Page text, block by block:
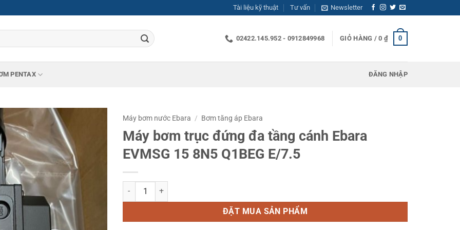
Tài liệu kỹ thuật Tư vấn Newsletter
02422.145.952 - 0912849968 GIỎ HÀNG /0 ₫ 0
PENTAX ĐĂNG NHẬP
Máy bơm nước Ebara / Bơm tăng áp Ebara
Máy bơm trục đứng đa tầng cánh Ebara
EVMSG 15 8N5 Q1BEG E/7.5
Máy bơm trục đứng đa tầng cánh Ebara EVMSG 15 8N5 Q1BEG E/7.5 số lượng
ĐẶT MUA SẢN PHẨM